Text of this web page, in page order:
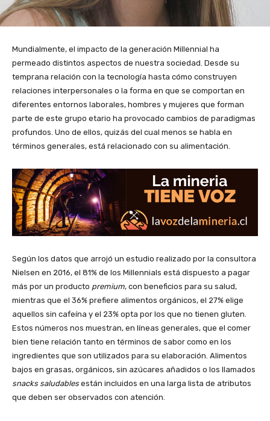
Mundialmente, el impacto de la generación Millennial ha
permeado distintos aspectos de nuestra sociedad. Desde su
temprana relación con la tecnología hasta cómo construyen
relaciones interpersonales o la forma en que se comportan en
diferentes entornos laborales, hombres y mujeres que forman
parte de este grupo etario ha provocado cambios de paradigmas
profundos. Uno de ellos, quizás del cual menos se habla en
términos generales, está relacionado con su alimentación.
Según los datos que arrojó un estudio realizado por la consultora
Nielsen en 2016, el 81% de los Millennials está dispuesto a pagar
más por un producto premium, con beneficios para su salud,
mientras que el 36% prefiere alimentos orgánicos, el 27% elige
aquellos sin cafeína y el 23% opta por los que no tienen gluten.
Estos números nos muestran, en líneas generales, que el comer
bien tiene relación tanto en términos de sabor como en los
ingredientes que son utilizados para su elaboración. Alimentos
bajos en grasas, orgánicos, sin azúcares añadidos o los llamados
snacks saludables están incluidos en una larga lista de atributos
que deben ser observados con atención.